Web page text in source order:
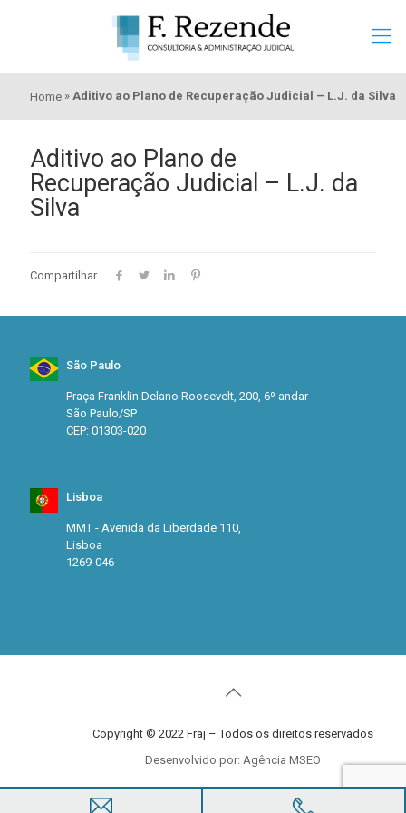
Home » Aditivo ao Plano de Recuperação Judicial – L.J. da Silva
Aditivo ao Plano de
Recuperação Judicial – L.J. da
Silva
Compartilhar
São Paulo
Praça Franklin Delano Roosevelt, 200, 6º andar
São Paulo/SP
CEP: 01303-020
Lisboa
MMT - Avenida da Liberdade 110,
Lisboa
1269-046
Copyright © 2022 Fraj – Todos os direitos reservados
Desenvolvido por: Agência MSEO